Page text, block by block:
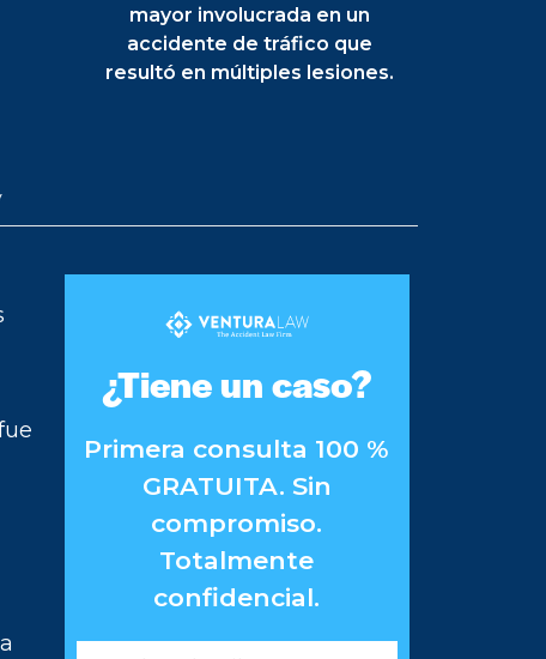
mayor involucrada en un
accidente de tráfico que
resultó en múltiples lesiones.
¿Tiene un caso?
Primera consulta 100 %
GRATUITA. Sin
compromiso.
Totalmente
confidencial.